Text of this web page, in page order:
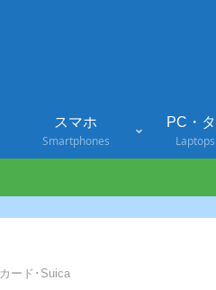
スマホ
Smartphones
PC・
カード･Suica